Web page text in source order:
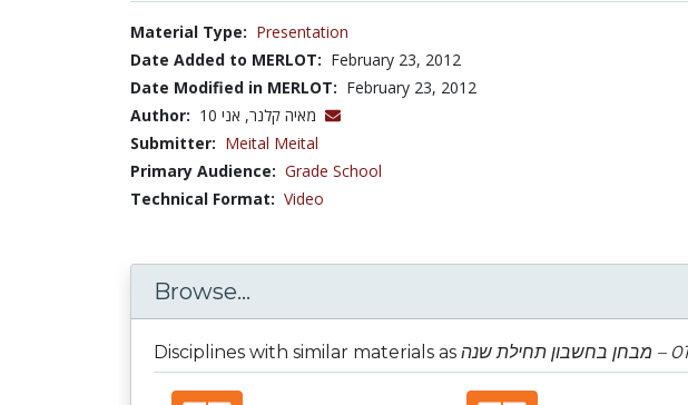
Material Type: Presentation
Date Added to MERLOT: February 23, 2012
Date Modified in MERLOT: February 23, 2012
Author:
Submitter: Meital Meital
Primary Audience: Grade School
Technical Format: Video
Browse...
Disciplines with similar materials as